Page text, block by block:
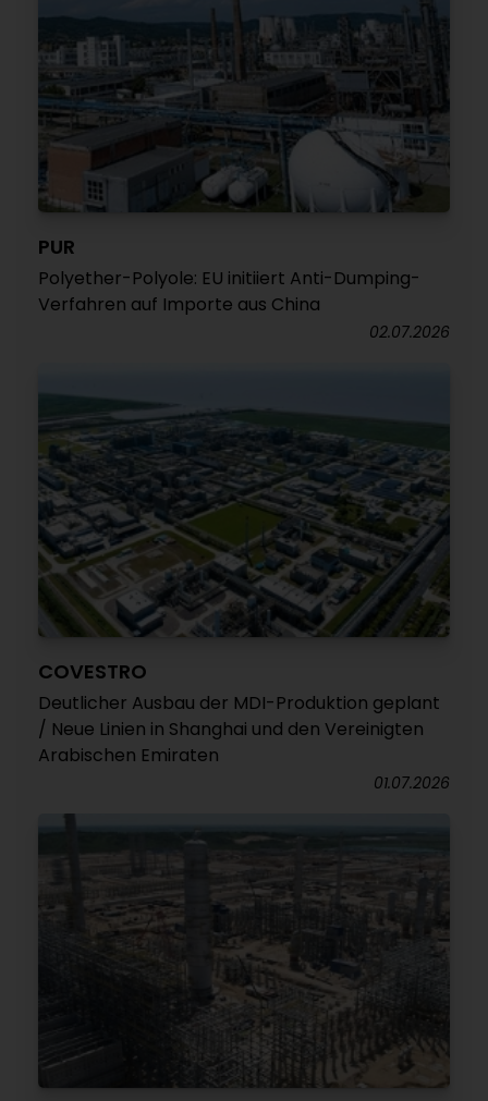
PUR
Polyether-Polyole: EU initiiert Anti-Dumping-
Verfahren auf Importe aus China
02.07.2026
COVESTRO
Deutlicher Ausbau der MDI-Produktion geplant
/ Neue Linien in Shanghai und den Vereinigten
Arabischen Emiraten
01.07.2026